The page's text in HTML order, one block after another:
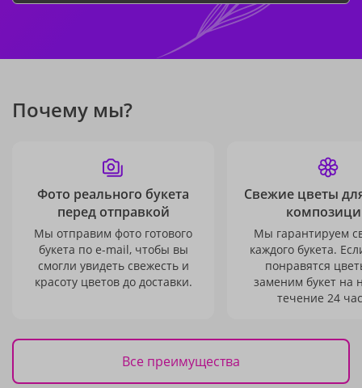
Почему мы?
Фото реального букета
перед отправкой
Мы отправим фото готового
букета по e-mail, чтобы вы
смогли увидеть свежесть и
красоту цветов до доставки.
Свежие цветы
Мы гарантируем
каждого букета.
понравятся
заменим букет на
течение 24
Все преимущества